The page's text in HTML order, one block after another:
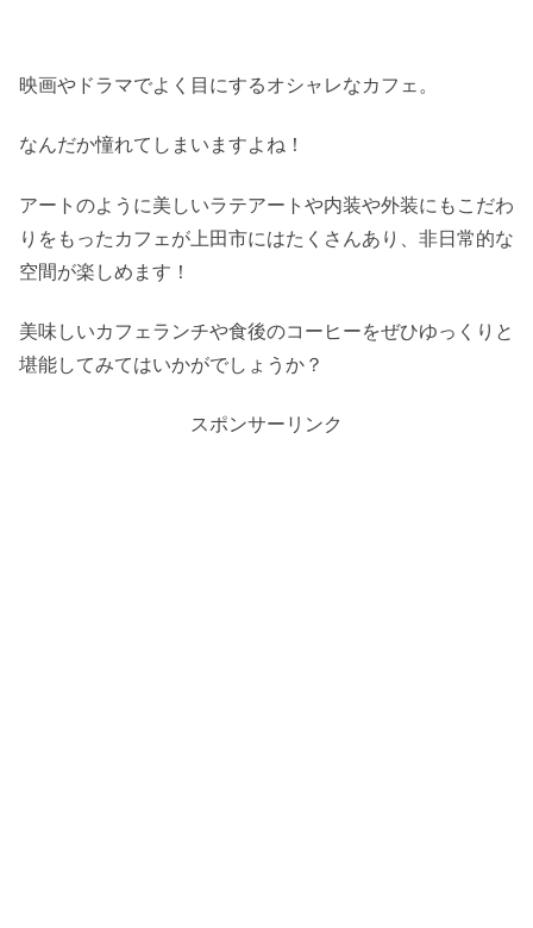
映画やドラマでよく目にするオシャレなカフェ。
なんだか憧れてしまいますよね！
アートのように美しいラテアートや内装や外装にもこだわ
りをもったカフェが上田市にはたくさんあり、非日常的な
空間が楽しめます！
美味しいカフェランチや食後のコーヒーをぜひゆっくりと
堪能してみてはいかがでしょうか？
スポンサーリンク